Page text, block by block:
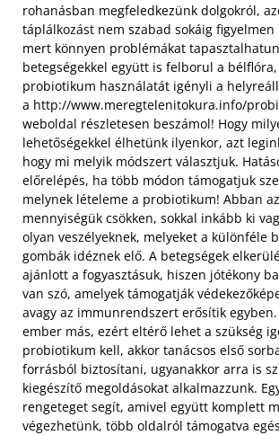
rohanásban megfeledkezünk dolgokról,
táplálkozást nem szabad sokáig
mert könnyen problémákat
betegségekkel együtt is felborul a
probiotikum használatát igényli a
a http://www.meregtelenitokura.info/
weboldal részletesen beszámol! Hogy
lehetőségekkel élhetünk ilyenkor, azt
hogy mi melyik módszert választjuk.
előrelépés, ha több módon támogatjuk
melynek lételeme a probiotikum! Abban
mennyiségük csökken, sokkal inkább ki
olyan veszélyeknek, melyeket a különféle
gombák idéznek elő. A betegségek
ajánlott a fogyasztásuk, hiszen jótékony
van szó, amelyek támogatják
avagy az immunrendszert erősítik
ember más, ezért eltérő lehet a szükség
probiotikum kell, akkor tanácsos első
forrásból biztosítani, ugyanakkor arra is
kiegészítő megoldásokat alkalmazzunk.
rengeteget segít, amivel együtt komplett
végezhetünk, több oldalról támogatva